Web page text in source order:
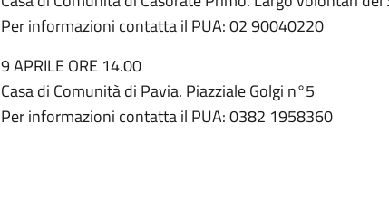
Per informazioni contatta il PUA: 02 90040220
9 APRILE ORE 14.00
Casa di Comunità di Pavia. Piazziale Golgi n°5
Per informazioni contatta il PUA: 0382 1958360